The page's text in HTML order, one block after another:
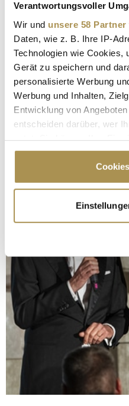
Verantwortungsvoller
Wir und unsere 58 Partner
Daten, wie z. B. Ihre IP-
Technologien wie Cookies,
Gerät zu speichern und
personalisierte Werbung
Werbung und Inhalten,
Entwicklung von
entscheiden darüber, wer
Cookie-Erklärung oder
Trigger Symbol ändern oder
Informationen über
erfassen, welche bis
bestimmten
Erfahren Sie mehr
verarbeitet werden, und
Abschnitt Einzelheiten
Wir verwenden Cookies,
personalisieren,
zu können und die Zugriffe
analysieren. Außerdem
Verwendung unserer